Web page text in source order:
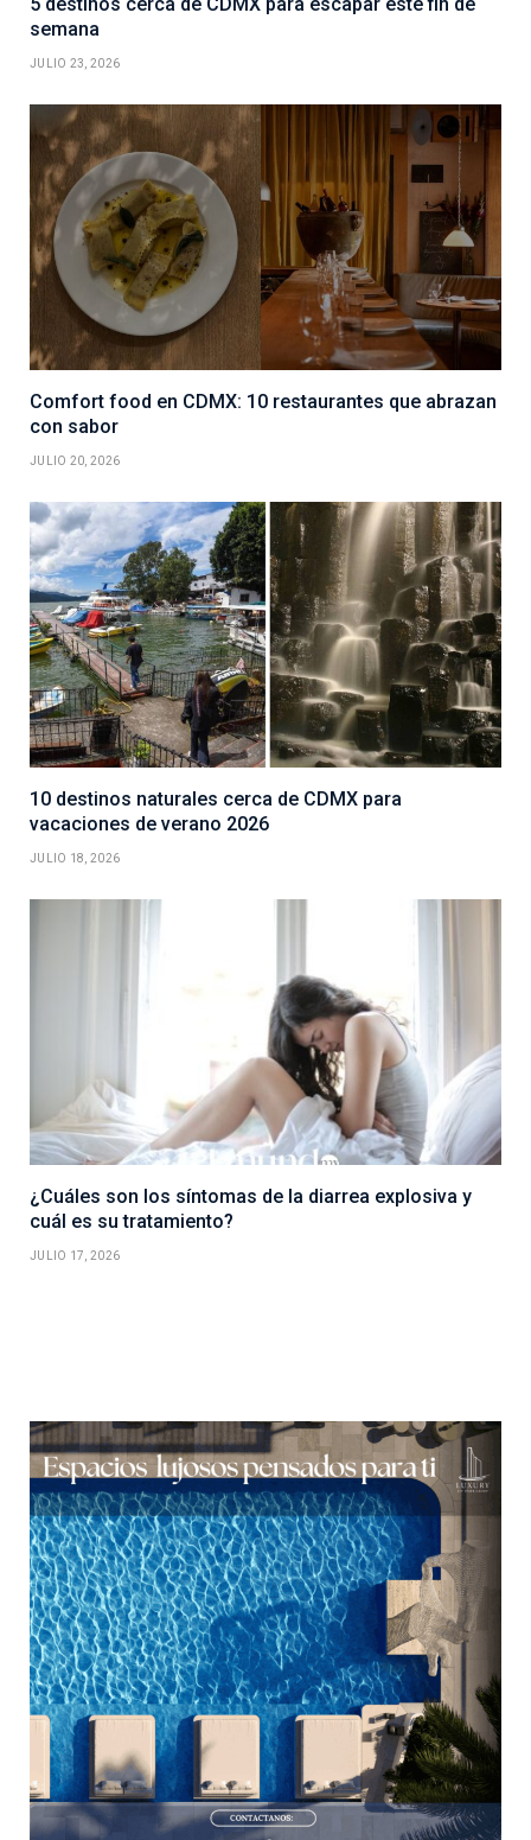
5 destinos cerca de CDMX para escapar este fin de
semana
JULIO 23, 2026
Comfort food en CDMX: 10 restaurantes que abrazan
con sabor
JULIO 20, 2026
10 destinos naturales cerca de CDMX para
vacaciones de verano 2026
JULIO 18, 2026
¿Cuáles son los síntomas de la diarrea explosiva y
cuál es su tratamiento?
JULIO 17, 2026